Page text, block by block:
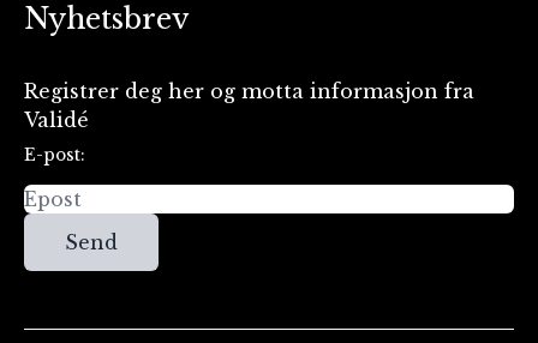
Nyhetsbrev
Registrer deg her og motta informasjon fra
Validé
E-post:
Send